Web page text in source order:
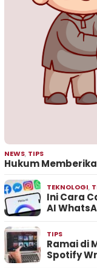
NEWS, TIPS
Hukum
TEKNOLOGI,
Ini Cara
AI
TIPS
Ramai di
Spotify